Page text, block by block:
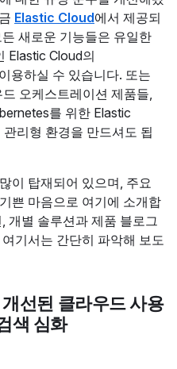
Elastic Cloud에서 제공되
새로운 기능들은 유일한
Elastic Cloud의
용하실 수 있습니다. 또는
오케스트레이션 제품들,
를 위한 Elastic
리형 환경을 만드셔도 됩
이 탑재되어 있으며, 주요
쁜 마음으로 여기에 소개합
개별 솔루션과 제품 블로그
기서는 간단히 파악해 보도
선된 클라우드 사용
색 심화